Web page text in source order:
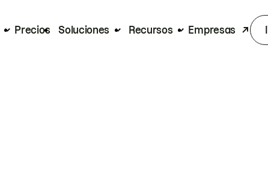
Precios Soluciones Recursos Empresas